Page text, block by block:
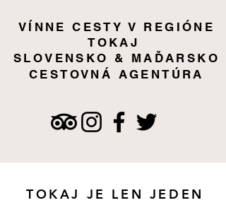
VÍNNE CESTY V REGIÓNE
TOKAJ
SLOVENSKO & MAĎARSKO
CESTOVNÁ AGENTÚRA
TOKAJ JE LEN JEDEN